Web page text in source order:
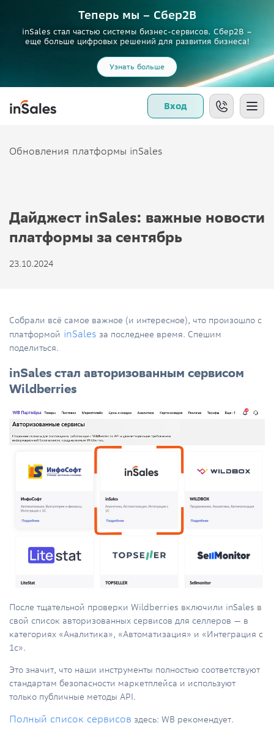
Теперь мы – Сбер2B
inSales стал частью системы бизнес-сервисов. Сбер2В –
еще больше цифровых решений для развития бизнеса!
Узнать больше
Вход
Обновления платформы inSales
Дайджест inSales: важные новости
платформы за сентябрь
23.10.2024
Собрали всё самое важное (и интересное), что произошло с
платформой inSales за последнее время. Спешим
поделиться.
inSales стал авторизованным сервисом
Wildberries
После тщательной проверки Wildberries включили inSales в
свой список авторизованных сервисов для селлеров — в
категориях «Аналитика», «Автоматизация» и «Интеграция с
1с».
Это значит, что наши инструменты полностью соответствуют
стандартам безопасности маркетплейса и используют
только публичные методы API.
Полный список сервисов здесь: WB рекомендует.